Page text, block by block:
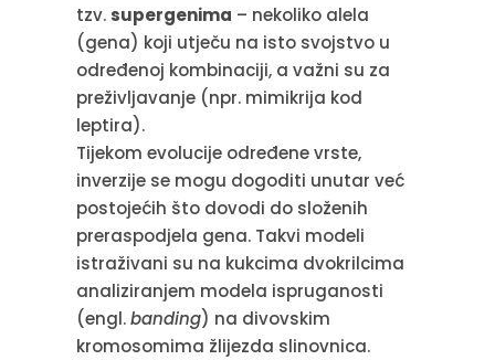
tzv. supergenima – nekoliko alela
(gena) koji utječu na isto svojstvo u
određenoj kombinaciji, a važni su za
preživljavanje (npr. mimikrija kod
leptira).
Tijekom evolucije određene vrste,
inverzije se mogu dogoditi unutar već
postojećih što dovodi do složenih
preraspodjela gena. Takvi modeli
istraživani su na kukcima dvokrilcima
analiziranjem modela ispruganosti
(engl.banding) na divovskim
kromosomima žlijezda slinovnica.